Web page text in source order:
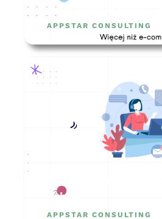
do współpracy w
APPSTAR CONSULTING
dobrze?
APPSTAR CONSULTING